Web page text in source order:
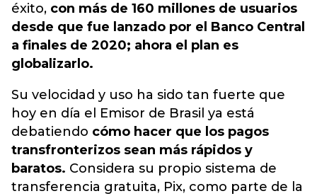
éxito, con más de 160 millones de usuarios
desde que fue lanzado por el Banco Central
a finales de 2020; ahora el plan es
globalizarlo.
Su velocidad y uso ha sido tan fuerte que
hoy en día el Emisor de Brasil ya está
debatiendo cómo hacer que los pagos
transfronterizos sean más rápidos y
baratos. Considera su propio sistema de
transferencia gratuita, Pix, como parte de la